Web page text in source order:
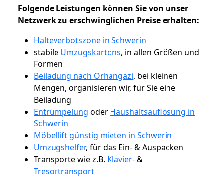
Folgende Leistungen können Sie von unser
Netzwerk zu erschwinglichen Preise erhalten:
Halteverbotszone in Schwerin
stabile Umzugskartons, in allen Größen und
Formen
Beiladung nach Orhangazi, bei kleinen
Mengen, organisieren wir, für Sie eine
Beiladung
Entrümpelung oder Haushaltsauflösung in
Schwerin
Möbellift günstig mieten in Schwerin
Umzugshelfer, für das Ein- & Auspacken
Transporte wie z.B. Klavier-&
Tresortransport